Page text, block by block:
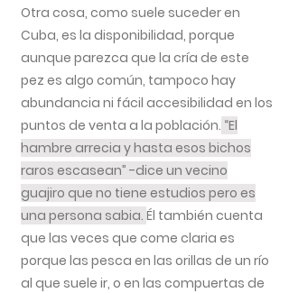
Otra cosa, como suele suceder en
Cuba, es la disponibilidad, porque
aunque parezca que la cría de este
pez es algo común, tampoco hay
abundancia ni fácil accesibilidad en los
puntos de venta a la población. “El
hambre arrecia y hasta esos bichos
raros escasean” -dice un vecino
guajiro que no tiene estudios pero es
una persona sabia. Él también cuenta
que las veces que come claria es
porque las pesca en las orillas de un río
al que suele ir, o en las compuertas de